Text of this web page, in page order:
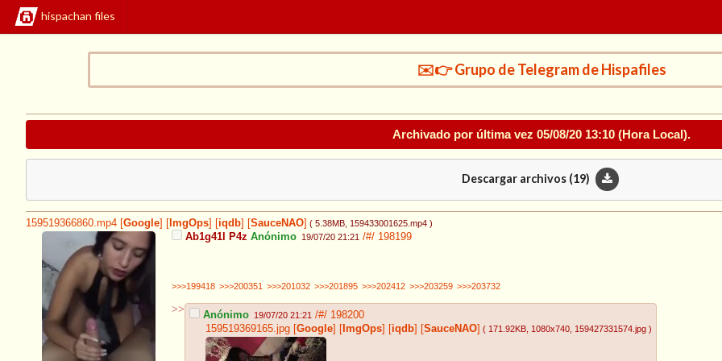
hispachan files
✉️👉 Grupo de Telegram de Hispafiles
Archivado por última vez 05/08/20 13:10 (Hora Local).
Descargar archivos (19)
159519366860.mp4 Google ImgOps iqdb SauceNAO ( 5.38MB , 159433001625.mp4 )
Ab1g41l P4z Anónimo 19/07/20 21:21 /#/ 198199
>>>199418 >>>200351 >>>201032 >>>201895 >>>202412 >>>203259 >>>203732
>> Anónimo 19/07/20 21:21 /#/ 198200
159519369165.jpg[Google] [ImgOps] [iqdb] [SauceNAO] ( 171.92KB, 1080x740, 159427331574.jpg)